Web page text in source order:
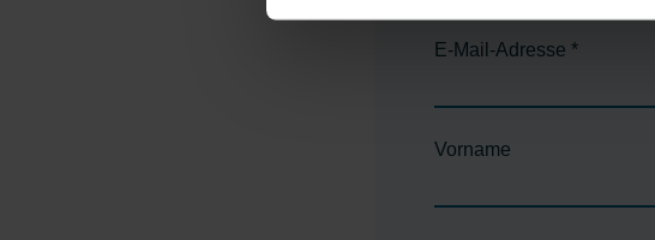
E-Mail-Adresse *
Vorname